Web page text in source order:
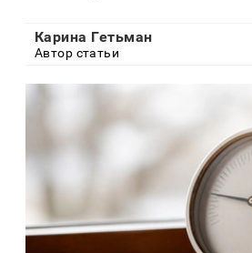
Карина Гетьман
Автор статьи